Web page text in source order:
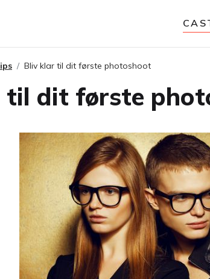
Bliv klar til dit første photoshoot
til dit første